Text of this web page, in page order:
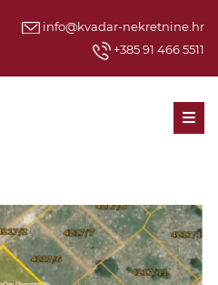
info@kvadar-nekretnine.hr
+385 91 466 5511